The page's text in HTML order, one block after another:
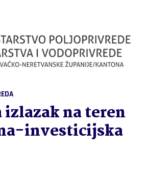
izlazak na teren
investicijska